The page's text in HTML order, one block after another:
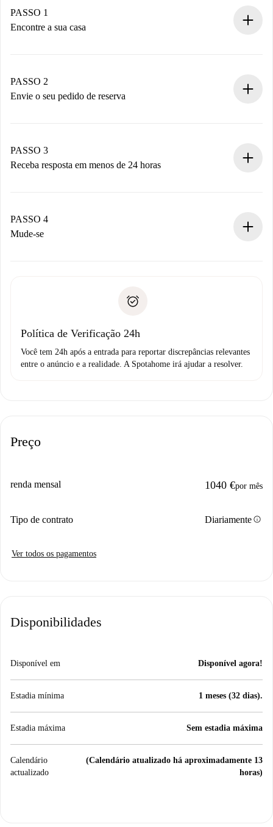
PASSO 1
Encontre a sua casa
Você tem todas as informações necessárias
antecipadamente.
PASSO 2
Envie o seu pedido de reserva
Não cobramos nada até que o proprietário confirme.
PASSO 3
Receba resposta em menos de 24 horas
proprietário.
Se recusada: não cobraremos nada e ofereceremos
Débito direto bancário
PASSO 4
Mude-se
não comunicar nenhum problema.
Política de Verificação 24h
Você tem 24h após a entrada para reportar discrepâncias relevantes
entre o anúncio e a realidade. A Spotahome irá ajudar a resolver.
Preço
renda mensal 1040 €por mês
Tipo de contrato Diariamenteinfo
Ver todos os pagamentos
Disponibilidades
Disponível em Disponível agora!
Estadia mínima 1 meses (32 dias).
Estadia máxima Sem estadia máxima
Calendário
actualizado
(Calendário atualizado há aproximadamente 13
horas)